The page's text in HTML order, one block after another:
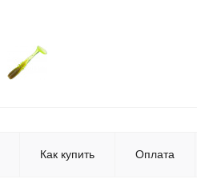
Как купить Оплата